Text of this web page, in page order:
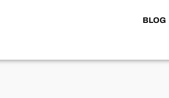
BLOG